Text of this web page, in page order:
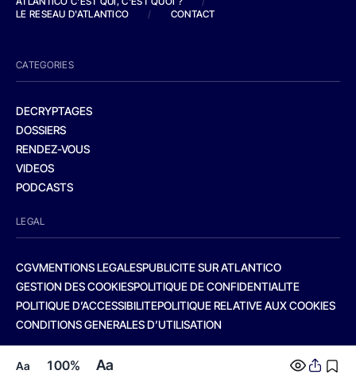
Aa 100% Aa
LE RESEAU D'ATLANTICO
/ CONTACT
CATEGORIES
DECRYPTAGES
DOSSIERS
RENDEZ-VOUS
VIDEOS
PODCASTS
LEGAL
CGVMENTIONS LEGALESPUBLICITE SUR ATLANTICO
GESTION DES COOKIESPOLITIQUE DE CONFIDENTIALITE
POLITIQUE D’ACCESSIBILITEPOLITIQUE RELATIVE AUX COOKIES
CONDITIONS GENERALES D’UTILISATION